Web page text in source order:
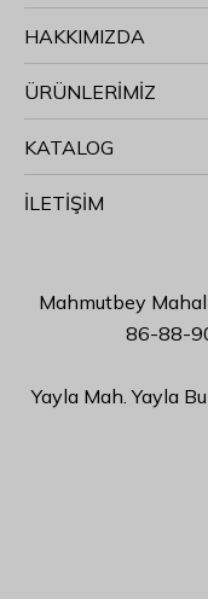
HAKKIMIZDA
ÜRÜNLERİMİZ
KATALOG
İLETİŞİM
Mahmutbey
86-88-
Yayla Mah. Yayla